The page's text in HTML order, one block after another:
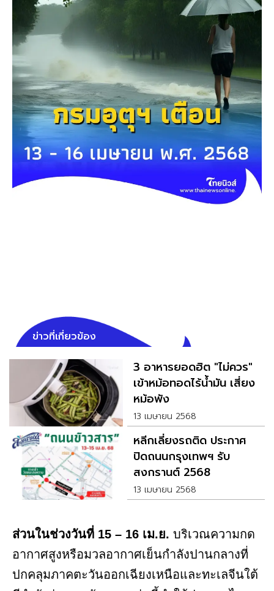
ข่าวที่เกี่ยวข้อง
3 อาหารยอดฮิต "ไม่ควร"
เข้าหม้อทอดไร้น้ำมัน เสี่ยง
หม้อพัง
13 เมษายน 2568
หลีกเลี่ยงรถติด ประกาศ
ปิดถนนกรุงเทพฯ รับ
สงกรานต์ 2568
13 เมษายน 2568
ส่วนในช่วงวันที่ 15 – 16 เม.ย. บริเวณความกด
อากาศสูงหรือมวลอากาศเย็นกำลังปานกลางที่
ปกคลุมภาคตะวันออกเฉียงเหนือและทะเลจีนใต้